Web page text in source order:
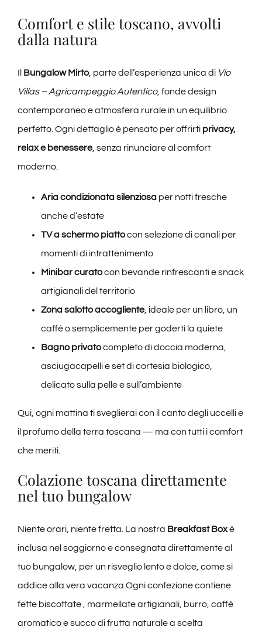
Comfort e stile toscano, avvolti
dalla natura
Il Bungalow Mirto, parte dell’esperienza unica di Vio
Villas – Agricampeggio Autentico, fonde design
contemporaneo e atmosfera rurale in un equilibrio
perfetto. Ogni dettaglio è pensato per offrirti privacy,
relax e benessere, senza rinunciare al comfort
moderno.
Aria condizionata silenziosaper notti fresche
anche d’estate
TV a schermo piattocon selezione di canali per
momenti di intrattenimento
Minibar curatocon bevande rinfrescanti e snack
artigianali del territorio
Zona salotto accogliente, ideale per un libro, un
caffè o semplicemente per goderti la quiete
Bagno privatocompleto di doccia moderna,
asciugacapelli e set di cortesia biologico,
delicato sulla pelle e sull’ambiente
Qui, ogni mattina ti sveglierai con il canto degli uccelli e
il profumo della terra toscana — ma con tutti i comfort
che meriti.
Colazione toscana direttamente
nel tuo bungalow
Niente orari, niente fretta. La nostra Breakfast Boxè
inclusa nel soggiorno e consegnata direttamente al
tuo bungalow, per un risveglio lento e dolce, come si
addice alla vera vacanza.Ogni confezione contiene
fette biscottate , marmellate artigianali, burro, caffè
aromatico e succo di frutta naturale a scelta